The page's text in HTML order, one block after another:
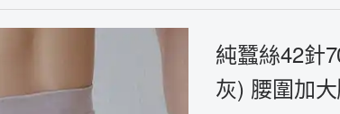
純蠶絲42針
灰) 腰圍加